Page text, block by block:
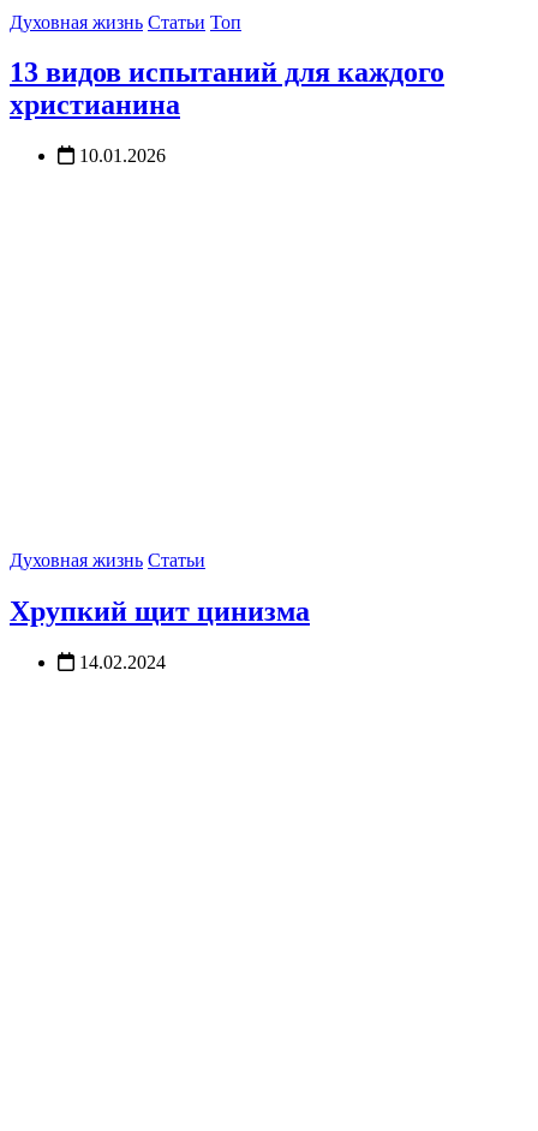
Духовная жизнь Статьи Топ
13 видов испытаний для каждого
христианина
10.01.2026
Духовная жизнь Статьи
Хрупкий щит цинизма
14.02.2024